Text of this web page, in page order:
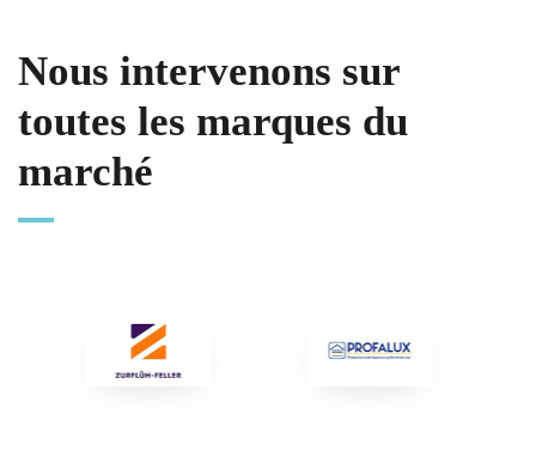
Nous intervenons sur
toutes les marques du
marché